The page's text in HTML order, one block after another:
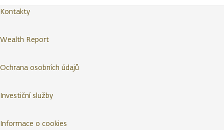
Kontakty
Wealth Report
Ochrana osobních údajů
Investiční služby
Informace o cookies